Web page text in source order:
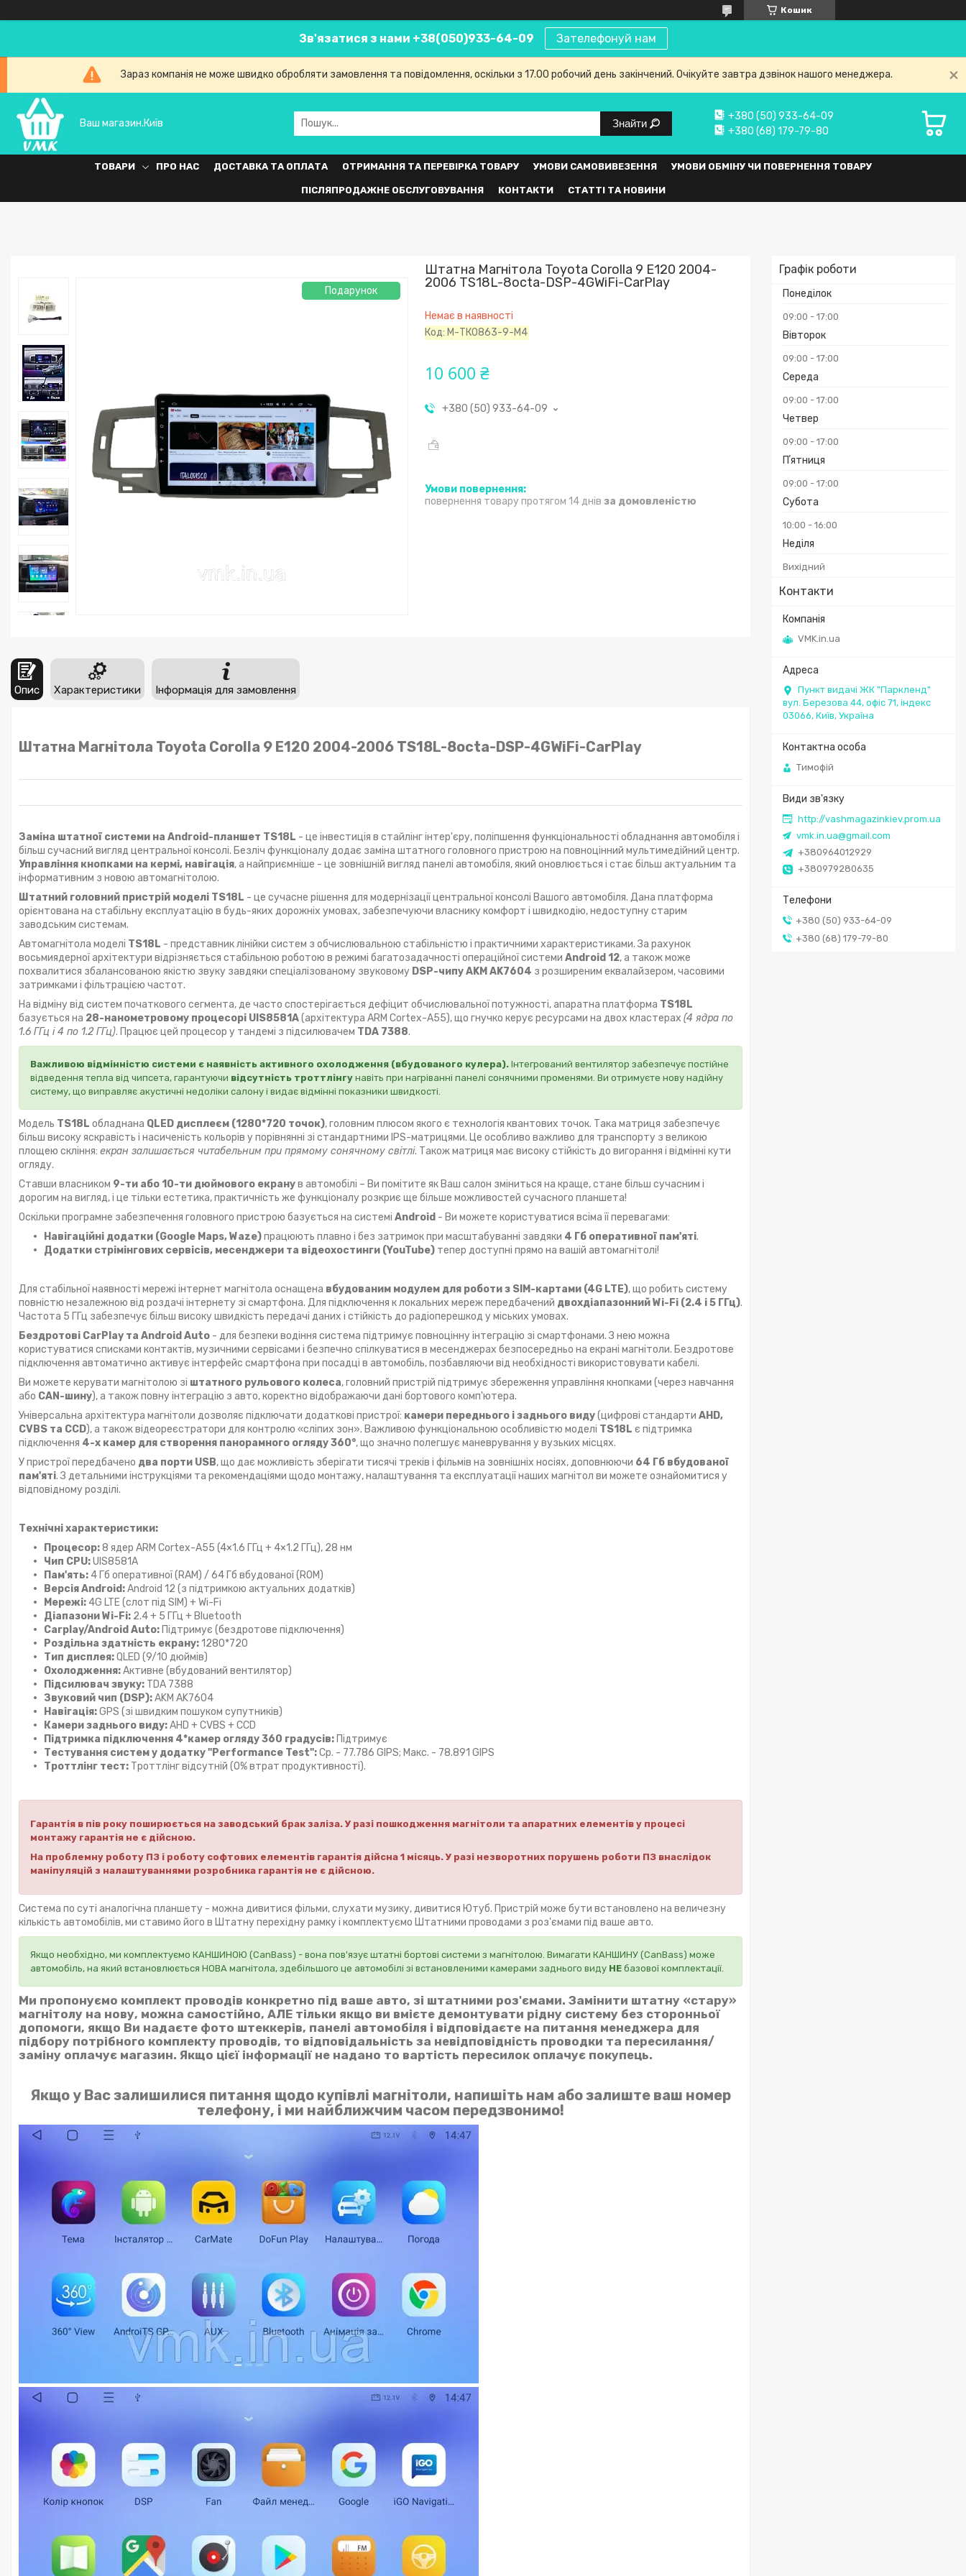
Кошик
Зв'язатися з нами +38(050)933-64-09 Зателефонуй нам
Зараз компанія не може швидко обробляти замовлення та повідомлення, оскільки з 17.00 робочий день закінчений. Очікуйте завтра дзвінок нашого менеджера.
Ваш магазин.Київ Знайти
+380 (50) 933-64-09
+380 (68) 179-79-80
ТОВАРИ ПРО НАС ДОСТАВКА ТА ОПЛАТА ОТРИМАННЯ ТА ПЕРЕВІРКА ТОВАРУ УМОВИ САМОВИВЕЗЕННЯ УМОВИ ОБМІНУ ЧИ ПОВЕРНЕННЯ ТОВАРУ
ПІСЛЯПРОДАЖНЕ ОБСЛУГОВУВАННЯ КОНТАКТИ СТАТТІ ТА НОВИНИ
Графік роботи
Понеділок
09:00 17:00
Вівторок
09:00 17:00
Середа
09:00 17:00
Четвер
09:00 17:00
Пʼятниця
09:00 17:00
Субота
10:00 16:00
Неділя
Вихідний
Контакти
VMK.in.ua
Пункт видачі ЖК "Паркленд"
вул. Березова 44, офіс 71, індекс
03066, Київ, Україна
Тимофій
http://vashmagazinkiev.prom.ua
vmk.in.ua@gmail.com
+380964012929
+380979280635
+380 (50) 933-64-09
+380 (68) 179-79-80
Подарунок
Штатна Магнітола Toyota Corolla 9 E120 2004-
2006 TS18L-8octa-DSP-4GWiFi-CarPlay
Немає в наявності
Код: М-ТК0863-9-М4
10 600 ₴
+380 (50) 933-64-09
повернення товару протягом 14 днів за домовленістю
Опис Характеристики Інформація для замовлення
Штатна Магнітола Toyota Corolla 9 E120 2004-2006 TS18L-8octa-DSP-4GWiFi-CarPlay
Заміна штатної системи на Android-планшет TS18L - це інвестиція в стайлінг інтер'єру, поліпшення функціональності обладнання автомобіля і
більш сучасний вигляд центральної консолі. Безліч функціоналу додає заміна штатного головного пристрою на повноцінний мультимедійний центр.
Управління кнопками на кермі, навігація, а найприємніше - це зовнішній вигляд панелі автомобіля, який оновлюється і стає більш актуальним та
інформативним з новою автомагнітолою.
Штатний головний пристрій моделі TS18L - це сучасне рішення для модернізації центральної консолі Вашого автомобіля. Дана платформа
орієнтована на стабільну експлуатацію в будь-яких дорожніх умовах, забезпечуючи власнику комфорт і швидкодію, недоступну старим
заводським системам.
Автомагнітола моделі TS18L - представник лінійки систем з обчислювальною стабільністю і практичними характеристиками. За рахунок
восьмиядерної архітектури відрізняється стабільною роботою в режимі багатозадачності операційної системи Android 12, а також може
похвалитися збалансованою якістю звуку завдяки спеціалізованому звуковому DSP-чипу AKM AK7604 з розширеним еквалайзером, часовими
затримками і фільтрацією частот.
На відміну від систем початкового сегмента, де часто спостерігається дефіцит обчислювальної потужності, апаратна платформа TS18L
базується на 28-нанометровому процесорі UIS8581A(архітектура ARM Cortex-A55), що гнучко керує ресурсами на двох кластерах (4 ядра по
1.6 ГГц і 4 по 1.2 ГГц). Працює цей процесор у тандемі з підсилювачем TDA 7388.
Важливою відмінністю системи є наявність активного охолодження (вбудованого кулера). Інтегрований вентилятор забезпечує постійне
відведення тепла від чипсета, гарантуючи відсутність троттлінгу навіть при нагріванні панелі сонячними променями. Ви отримуєте нову надійну
систему, що виправляє акустичні недоліки салону і видає відмінні показники швидкості.
Модель TS18L обладнана QLED дисплеєм (1280*720 точок), головним плюсом якого є технологія квантових точок. Така матриця забезпечує
більш високу яскравість і насиченість кольорів у порівнянні зі стандартними IPS-матрицями. Це особливо важливо для транспорту з великою
площею скління: екран залишається читабельним при прямому сонячному світлі. Також матриця має високу стійкість до вигорання і відмінні кути
огляду.
Ставши власником 9-ти або 10-ти дюймового екранув автомобілі – Ви помітите як Ваш салон зміниться на краще, стане більш сучасним і
дорогим на вигляд, і це тільки естетика, практичність же функціоналу розкриє ще більше можливостей сучасного планшета!
Оскільки програмне забезпечення головного пристрою базується на системі Android - Ви можете користуватися всіма її перевагами:
Навігаційні додатки (Google Maps, Waze)працюють плавно і без затримок при масштабуванні завдяки 4 Гб оперативної пам'яті.
Додатки стрімінгових сервісів, месенджери та відеохостинги (YouTube) тепер доступні прямо на вашій автомагнітолі!
Для стабільної наявності мережі інтернет магнітола оснащена вбудованим модулем для роботи з SIM-картами (4G LTE), що робить систему
повністю незалежною від роздачі інтернету зі смартфона. Для підключення к локальних мереж передбачений двохдіапазонний Wi-Fi (2.4 і 5 ГГц).
Частота 5 ГГц забезпечує більш високу швидкість передачі даних і стійкість до радіоперешкод у міських умовах.
Бездротові CarPlay та Android Auto - для безпеки водіння система підтримує повноцінну інтеграцію зі смартфонами. З нею можна
користуватися списками контактів, музичними сервісами і безпечно спілкуватися в месенджерах безпосередньо на екрані магнітоли. Бездротове
підключення автоматично активує інтерфейс смартфона при посадці в автомобіль, позбавляючи від необхідності використовувати кабелі.
Ви можете керувати магнітолою зі штатного рульового колеса, головний пристрій підтримує збереження управління кнопками (через навчання
або CAN-шину), а також повну інтеграцію з авто, коректно відображаючи дані бортового комп'ютера.
Універсальна архітектура магнітоли дозволяє підключати додаткові пристрої: камери переднього і заднього виду(цифрові стандарти AHD,
CVBS та CCD), а також відеореєстратори для контролю «сліпих зон». Важливою функціональною особливістю моделі TS18L є підтримка
підключення 4-х камер для створення панорамного огляду 360°, що значно полегшує маневрування у вузьких місцях.
У пристрої передбачено два порти USB, що дає можливість зберігати тисячі треків і фільмів на зовнішніх носіях, доповнюючи 64 Гб вбудованої
пам'яті. З детальними інструкціями та рекомендаціями щодо монтажу, налаштування та експлуатації наших магнітол ви можете ознайомитися у
відповідному розділі.
Технічні характеристики:
Процесор:8 ядер ARM Cortex-A55 (4×1.6 ГГц + 4×1.2 ГГц), 28 нм
Чип CPU:UIS8581A
Пам'ять: 4 Гб оперативної (RAM) / 64 Гб вбудованої (ROM)
Версія Android:Android 12 (з підтримкою актуальних додатків)
Мережі: 4G LTE (слот під SIM) + Wi-Fi
Діапазони Wi-Fi: 2.4 + 5 ГГц + Bluetooth
Carplay/Android Auto: Підтримує (бездротове підключення)
Роздільна здатність екрану:1280*720
Тип дисплея:QLED (9/10 дюймів)
Охолодження:Активне (вбудований вентилятор)
Підсилювач звуку: TDA 7388
Звуковий чип (DSP):AKM AK7604
Навігація:GPS (зі швидким пошуком супутників)
Камери заднього виду:AHD + CVBS + CCD
Підтримка підключення 4*камер огляду 360 градусів: Підтримує
Тестування систем у додатку "Performance Test":Ср. - 77.786 GIPS; Макс. - 78.891 GIPS
Троттлінг тест: Троттлінг відсутній (0% втрат продуктивності).
Гарантія в пів року поширюється на заводський брак заліза. У разі пошкодження магнітоли та апаратних елементів у процесі
монтажу гарантія не є дійсною.
На проблемну роботу ПЗ і роботу софтових елементів гарантія дійсна 1 місяць. У разі незворотних порушень роботи ПЗ внаслідок
маніпуляцій з налаштуваннями розробника гарантія не є дійсною.
Система по суті аналогічна планшету - можна дивитися фільми, слухати музику, дивитися Ютуб. Пристрій може бути встановлено на величезну
кількість автомобілів, ми ставимо його в Штатну перехідну рамку і комплектуємо Штатними проводами з роз'ємами під ваше авто.
Якщо необхідно, ми комплектуємо КАНШИНОЮ (CanBass) - вона пов'язує штатні бортові системи з магнітолою. Вимагати КАНШИНУ (CanBass) може
автомобіль, на який встановлюється НОВА магнітола, здебільшого це автомобілі зі встановленими камерами заднього виду НЕ базової комплектації.
Ми пропонуємо комплект проводів конкретно під ваше авто, зі штатними роз'ємами. Замінити штатну «стару»
магнітолу на нову, можна самостійно, АЛЕ тільки якщо ви вмієте демонтувати рідну систему без сторонньої
допомоги, якщо Ви надаєте фото штеккерів, панелі автомобіля і відповідаєте на питання менеджера для
підбору потрібного комплекту проводів, то відповідальність за невідповідність проводки та пересилання/
заміну оплачує магазин. Якщо цієї інформації не надано то вартість пересилок оплачує покупець.
Якщо у Вас залишилися питання щодо купівлі магнітоли, напишіть нам або залиште ваш номер
телефону, і ми найближчим часом передзвонимо!